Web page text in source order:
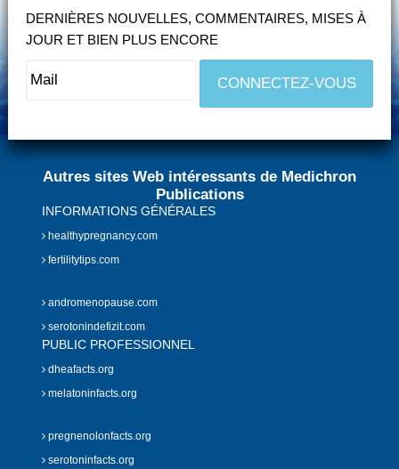
DERNIÈRES NOUVELLES, COMMENTAIRES, MISES À
JOUR ET BIEN PLUS ENCORE
Autres sites Web intéressants de Medichron
Publications
INFORMATIONS GÉNÉRALES
healthypregnancy.com
fertilitytips.com
andromenopause.com
serotonindefizit.com
PUBLIC PROFESSIONNEL
dheafacts.org
melatoninfacts.org
pregnenolonfacts.org
serotoninfacts.org